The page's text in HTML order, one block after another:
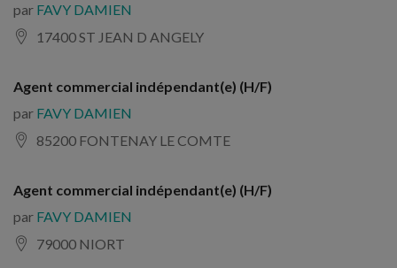
par FAVY DAMIEN
17400 ST JEAN D ANGELY
Agent commercial indépendant(e) (H/F)
par FAVY DAMIEN
85200 FONTENAY LE COMTE
Agent commercial indépendant(e) (H/F)
par FAVY DAMIEN
79000 NIORT